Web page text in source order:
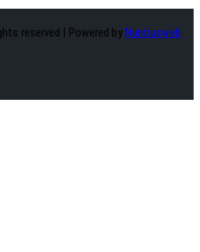
reserved | Powered by Nuntiusweb